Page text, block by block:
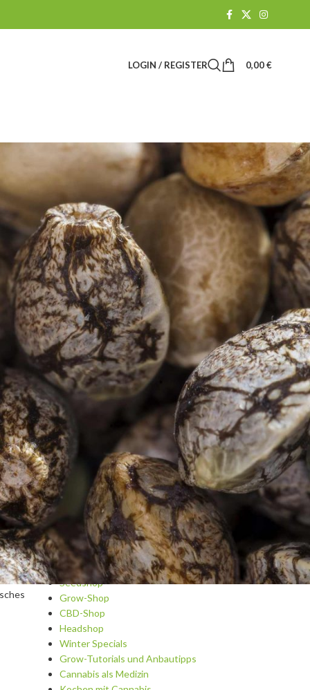
LOGIN / REGISTER 0,00€
so
Suchen
SUCHEN
BLOG-KATEGORIEN
Blog
Cannabis A-Z
Cannabis als Medizin
Cannabis-Kosmetik & Spa
Cannabisrezepte
Dips und Saucen
Fragen und Antworten
Getränke und Cocktails mit Cannabis
Growing
Grundrezepte und Tipps
Hydroponic
Snacks und Hauptgerichte
Sorten und Strainreviews
Süßes und Gebäck
Seedshop
Grow-Shop
CBD-Shop
Headshop
Winter Specials
Grow-Tutorials und Anbautipps
Cannabis als Medizin